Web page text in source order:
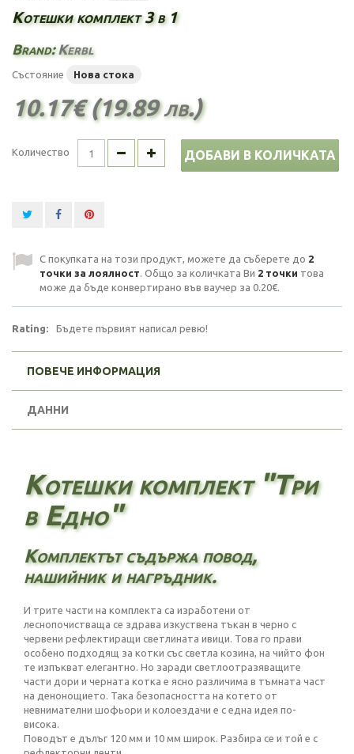
Котешки комплект 3 в 1
Brand:Kerbl
Състояние Нова стока
10.17€ (19.89 лв.)
Количество ДОБАВИ В КОЛИЧКАТА
С покупката на този продукт, можете да съберете до 2
точки за лоялност. Общо за количката Ви 2 точки това
може да бъде конвертирано във ваучер за 0.20€.
Rating: Бъдете първият написал ревю!
ПОВЕЧЕ ИНФОРМАЦИЯ
ДАННИ
Котешки комплект "Три
в Едно"
Комплектът съдържа повод,
нашийник и нагръдник.
И трите части на комплекта са изработени от
леснопочистваща се здрава изкуствена тъкан в черно с
червени рефлектиращи светлината ивици. Това го прави
особено подходящ за котки със светла козина, на чийто фон
те изпъкват елегантно. Но заради светлоотразяващите
части дори и черната котка е ясно различима в тъмната част
на денонощието. Така безопасността на котето от
невнимателни шофьори и колоездачи е с една идея по-
висока.
Поводът е дълъг 120 мм и 10 мм широк. Разбира се и той е с